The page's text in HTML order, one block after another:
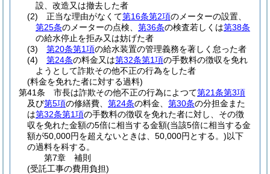
設、改造又は撤去した者
(2)
正当な理由がなくて第16条第2項のメーターの設置、
第25条のメーターの点検、 第36条の検査若しくは第38条
の給水停止を拒み又は妨げた者
(3)
第20条第1項の給水装置の管理義務を著しく怠った者
(4)
第24条の料金又は第32条第1項の手数料の徴収を免れ
ようとして詐欺その他不正の行為をした者
(料金を免れた者に対する過料)
第41条
市長は詐欺その他不正の行為によつて第21条第3項
及び第5項の修繕費、 第24条の料金、 第30条の分担金また
は第32条第1項の手数料の徴収を免れた者に対し、その徴
収を免れた金額の5倍に相当する金額(当該5倍に相当する金
額が50,000円を超えないときは、50,000円とする。)以下
の過料を科する。
第7章
補則
(受託工事の費用負担)